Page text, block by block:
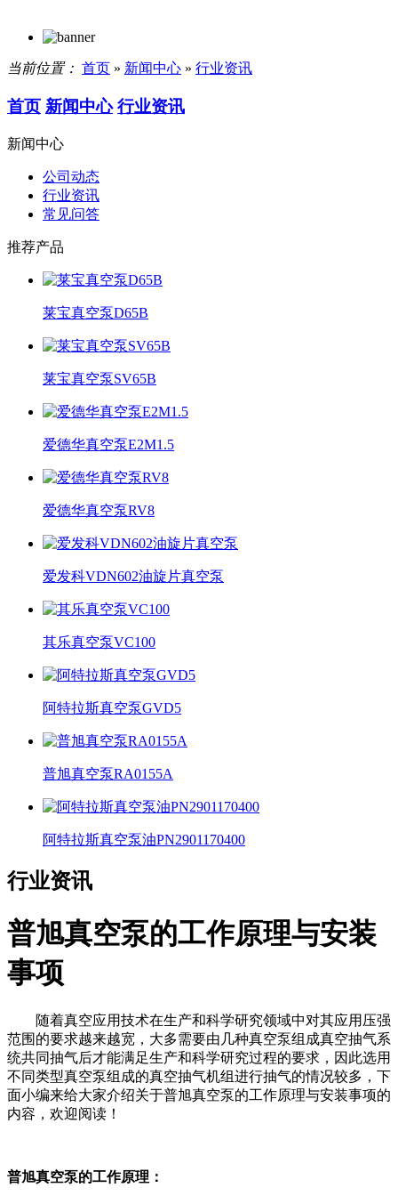
当前位置： 首页 » 新闻中心 » 行业资讯
首页 新闻中心 行业资讯
新闻中心
公司动态
行业资讯
常见问答
推荐产品
莱宝真空泵D65B
莱宝真空泵SV65B
爱德华真空泵E2M1.5
爱德华真空泵RV8
爱发科VDN602油旋片真空泵
其乐真空泵VC100​
阿特拉斯真空泵GVD5
普旭真空泵RA0155A
阿特拉斯真空泵油PN2901170400
行业资讯
普旭真空泵的工作原理与安装
事项
随着真空应用技术在生产和科学研究领域中对其应用压强
范围的要求越来越宽，大多需要由几种真空泵组成真空抽气系
统共同抽气后才能满足生产和科学研究过程的要求，因此选用
不同类型真空泵组成的真空抽气机组进行抽气的情况较多，下
面小编来给大家介绍关于普旭真空泵的工作原理与安装事项的
内容，欢迎阅读！
普旭真空泵的工作原理：